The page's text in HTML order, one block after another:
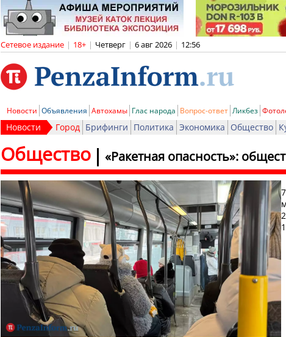
Сетевое издание | 18+ | Четверг | 6 авг 2026 | 12:56
Новости Объявления Автохамы Глас народа Вопрос-ответ Ликбез
Новости Город Брифинги Политика Экономика Общество
«Ракетная опасность»:
Общество
7